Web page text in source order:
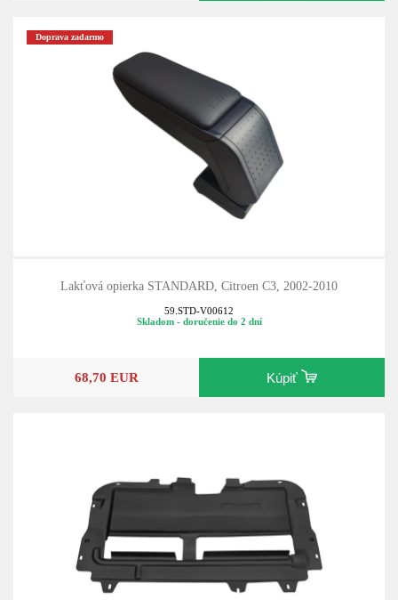
Doprava zadarmo
Lakťová opierka STANDARD, Citroen C3, 2002-2010
59.STD-V00612
Skladom - doručenie do 2 dní
68,70 EUR Kúpiť